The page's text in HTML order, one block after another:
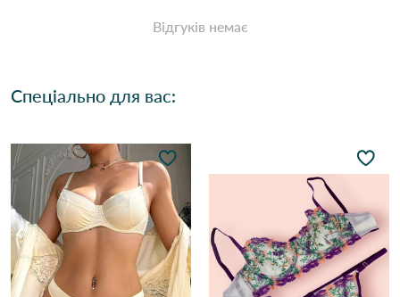
Відгуків немає
Спеціально для вас: